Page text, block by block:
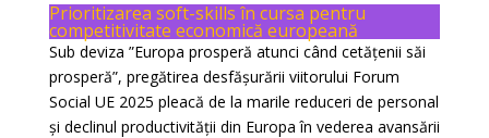
Prioritizarea soft-skills în cursa pentru
competitivitate economică europeană
Sub deviza ”Europa prosperă atunci când cetățenii săi
prosperă”, pregătirea desfășurării viitorului Forum
Social UE 2025 pleacă de la marile reduceri de personal
și declinul productivității din Europa în vederea avansării